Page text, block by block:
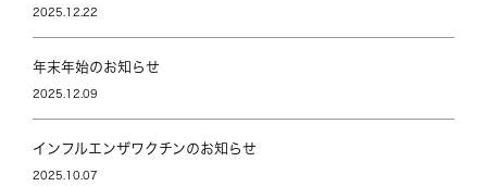
2025.12.22
年末年始のお知らせ
2025.12.09
インフルエンザワクチンのお知らせ
2025.10.07